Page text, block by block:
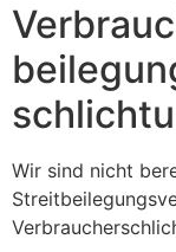
Wir sind nicht